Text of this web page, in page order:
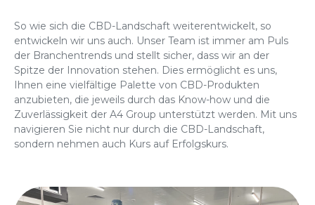
So wie sich die CBD-Landschaft weiterentwickelt, so
entwickeln wir uns auch. Unser Team ist immer am Puls
der Branchentrends und stellt sicher, dass wir an der
Spitze der Innovation stehen. Dies ermöglicht es uns,
Ihnen eine vielfältige Palette von CBD-Produkten
anzubieten, die jeweils durch das Know-how und die
Zuverlässigkeit der A4 Group unterstützt werden. Mit uns
navigieren Sie nicht nur durch die CBD-Landschaft,
sondern nehmen auch Kurs auf Erfolgskurs.